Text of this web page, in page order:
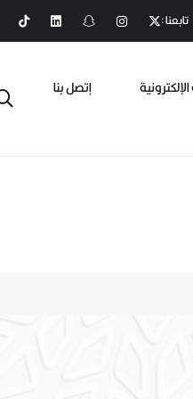
تابعنا :
إتصل بنا